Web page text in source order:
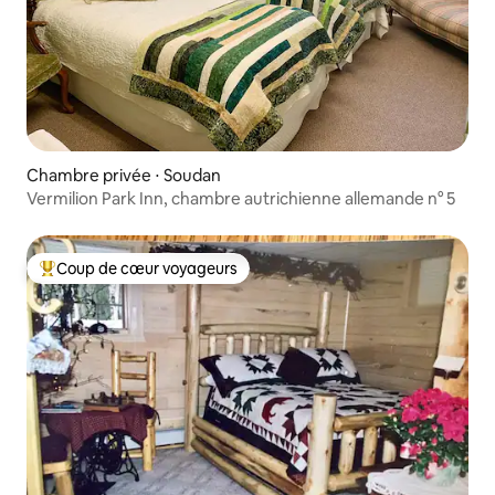
Chambre privée ⋅ Soudan
Vermilion Park Inn, chambre autrichienne allemande n° 5
Coups de cœur voyageurs les plus appréciés
Coup de cœur voyageurs